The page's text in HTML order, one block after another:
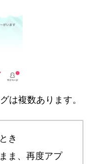
は複数あります。
き
ま、再度アプ